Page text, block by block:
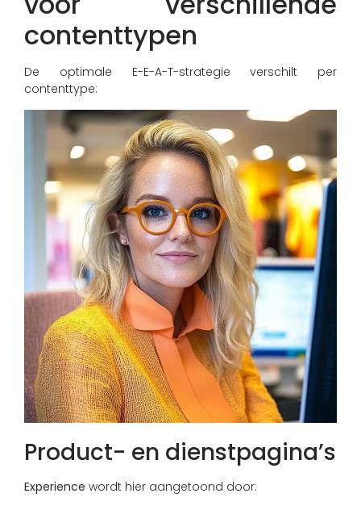
contenttypen
De optimale E-E-A-T-strategie verschilt per
contenttype:
Product- en dienstpagina’s
Experience wordt hier aangetoond door: